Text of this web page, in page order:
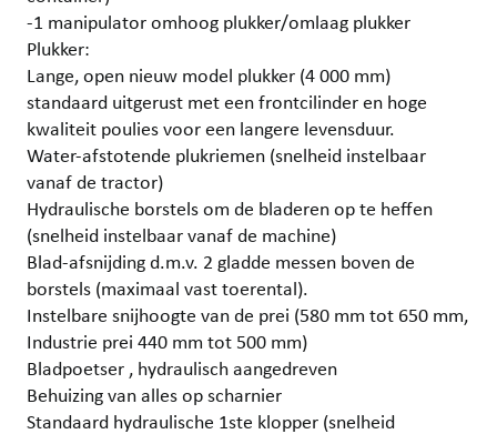
-1 manipulator omhoog plukker/omlaag plukker
Plukker:
Lange, open nieuw model plukker (4 000 mm)
standaard uitgerust met een frontcilinder en hoge
kwaliteit poulies voor een langere levensduur.
Water-afstotende plukriemen (snelheid instelbaar
vanaf de tractor)
Hydraulische borstels om de bladeren op te heffen
(snelheid instelbaar vanaf de machine)
Blad-afsnijding d.m.v. 2 gladde messen boven de
borstels (maximaal vast toerental).
Instelbare snijhoogte van de prei (580 mm tot 650 mm,
Industrie prei 440 mm tot 500 mm)
Bladpoetser , hydraulisch aangedreven
Behuizing van alles op scharnier
Standaard hydraulische 1ste klopper (snelheid